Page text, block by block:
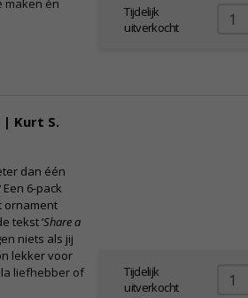
maken én
Tijdelijk
uitverkocht
| Kurt S.
dan één
6-pack
ornament
tekst ‘Share a
niets als jij
lekker voor
liefhebber of
Tijdelijk
uitverkocht